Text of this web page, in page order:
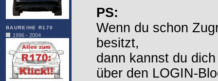
BAUREIHE R170
1996 - 2004
PS:
Wenn du schon
besitzt,
dann kannst du
über den LOGIN-